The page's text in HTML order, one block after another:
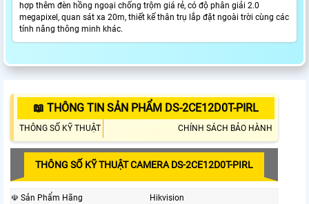
hợp thêm đèn hồng ngoại chống trộm giá rẻ, có độ phân giải 2.0
megapixel, quan sát xa 20m, thiết kế thân trụ lắp đặt ngoài trời cùng các
tính năng thông minh khác.
📖 THÔNG TIN SẢN PHẨM DS-2CE12D0T-PIRL
THÔNG SỐ KỸ THUẬT CHÍNH SÁCH BẢO HÀNH
THÔNG SỐ KỸ THUẬT CAMERA DS-2CE12D0T-PIRL
☫ Sản Phẩm Hãng
Hikvision